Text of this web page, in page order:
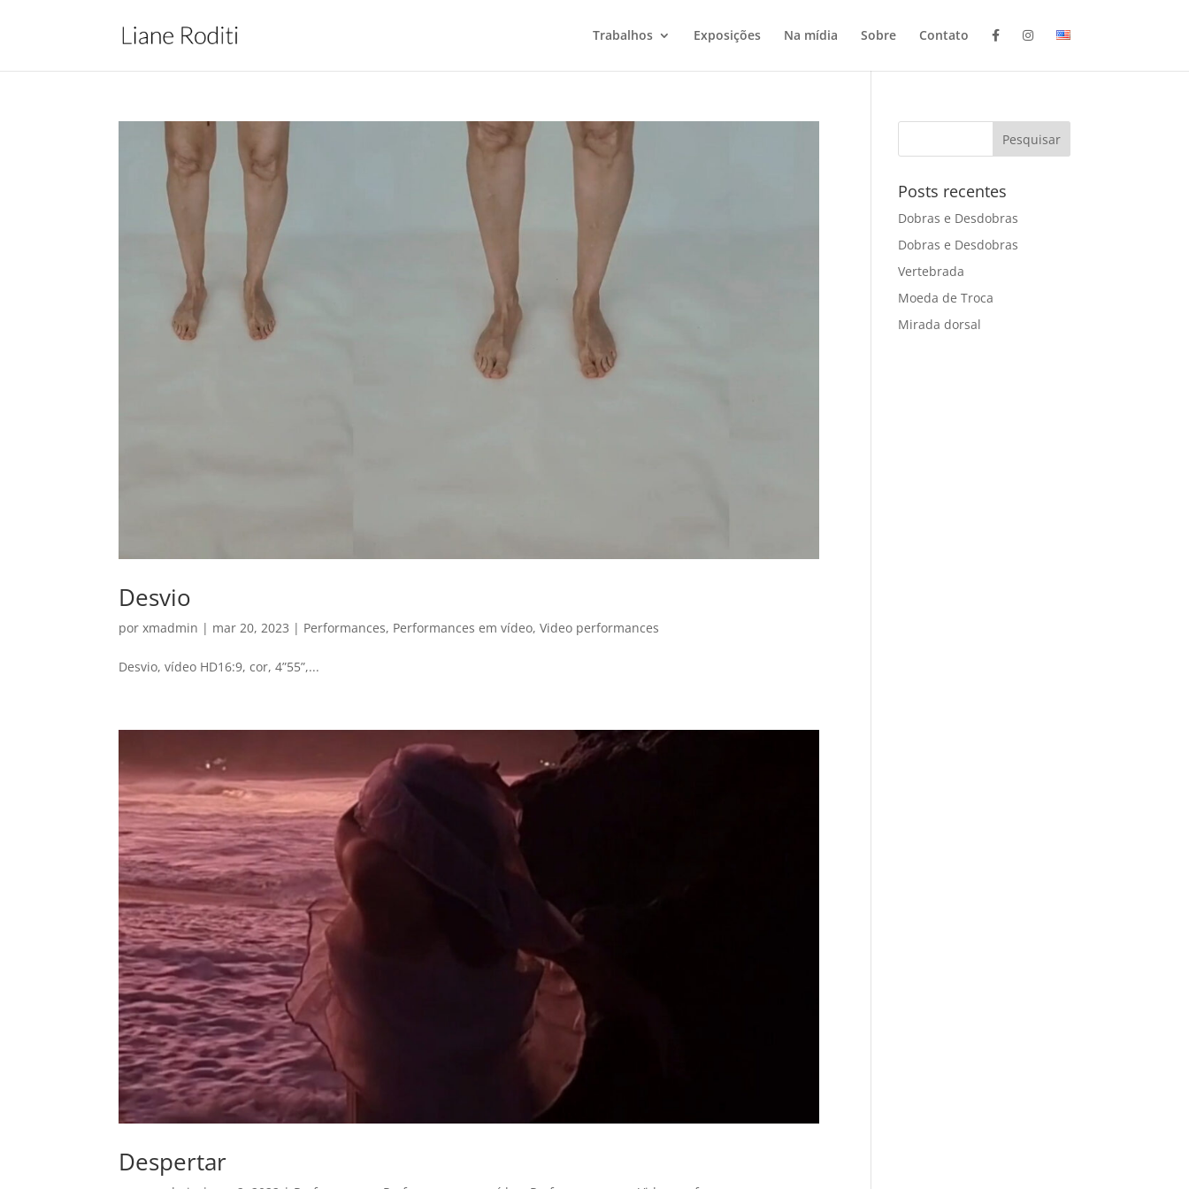
Trabalhos Exposições Na mídia Sobre Contato
Desvio
porxmadmin | mar 20, 2023 | Performances, Performances em vídeo,Video performances
Desvio, vídeo HD16:9, cor, 4”55”,...
Despertar
Posts recentes
Dobras e Desdobras
Dobras e Desdobras
Vertebrada
Moeda de Troca
Mirada dorsal